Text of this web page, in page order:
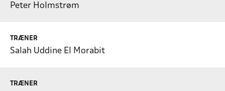
Peter Holmstrøm
TRÆNER
Salah Uddine El Morabit
TRÆNER